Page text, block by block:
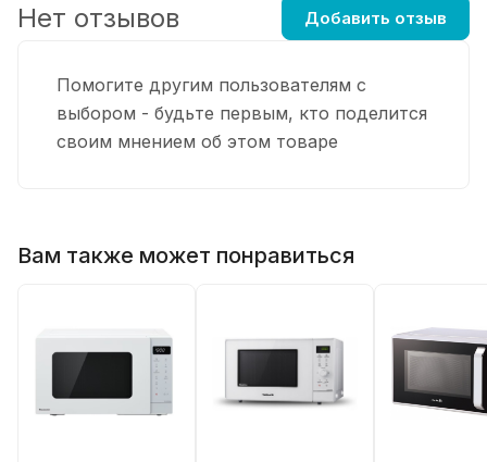
Помогите другим пользователям с
выбором - будьте первым, кто поделится
своим мнением об этом товаре
Нет отзывов Добавить отзыв
Вам также может понравиться